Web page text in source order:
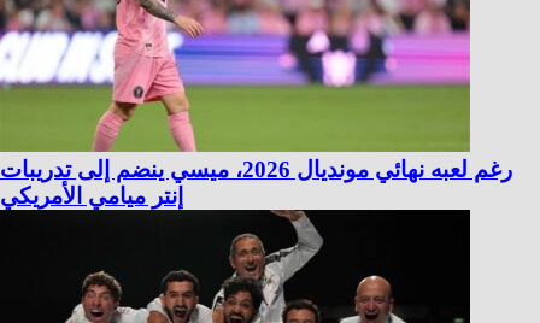
رغم لعبه نهائي مونديال 2026، ميسي ينضم إلى تدريبات
إنتر ميامي الأمريكي